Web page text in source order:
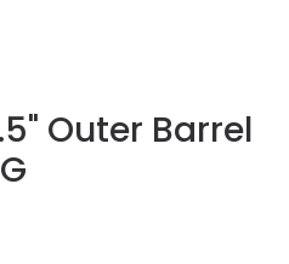
Outer Barrel